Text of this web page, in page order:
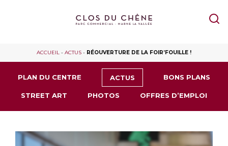
ACCUEIL - ACTUS - RÉOUVERTURE DE LA FOIR’FOUILLE !
PLAN DU CENTRE ACTUS BONS PLANS
STREET ART PHOTOS OFFRES D’EMPLOI